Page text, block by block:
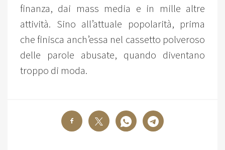
finanza, dai mass media e in mille altre
attività. Sino all’attuale popolarità, prima
che finisca anch’essa nel cassetto polveroso
delle parole abusate, quando diventano
troppo di moda.